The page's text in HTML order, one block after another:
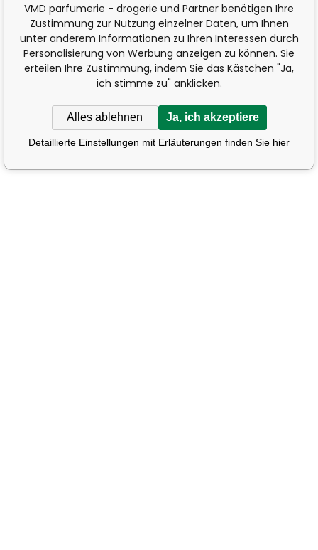
VMD parfumerie - drogerie und Partner benötigen Ihre
Zustimmung zur Nutzung einzelner Daten, um Ihnen
unter anderem Informationen zu Ihren Interessen durch
Personalisierung von Werbung anzeigen zu können. Sie
erteilen Ihre Zustimmung, indem Sie das Kästchen "Ja,
ich stimme zu" anklicken.
Alles ablehnen Ja, ich akzeptiere
Detaillierte Einstellungen mit Erläuterungen finden Sie hier